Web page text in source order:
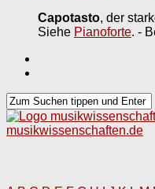
Capotasto, der
Siehe Pianoforte. -
musikwissenschaften.de